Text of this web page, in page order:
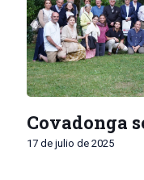
Covadonga
17 de julio de 2025